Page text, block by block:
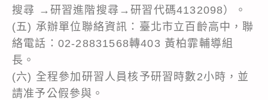
搜尋 →研習進階搜尋→研習代碼4132098）。
(五) 承辦單位聯絡資訊：臺北市立百齡高中，聯
絡電話：02-28831568轉403 黃柏霏輔導組
長。
(六) 全程參加研習人員核予研習時數2小時，並
請准予公假參與。